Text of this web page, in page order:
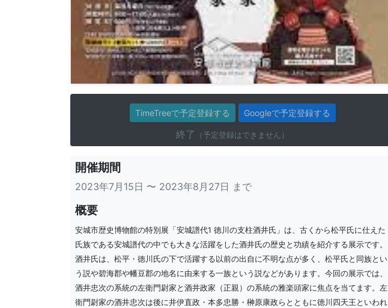
TimeTreeで予定登録する Googleで予定登録する
終了 （予定登録はできません）
開催期間
2023年7月15日 〜 2023年8月27日 まで
概要
安城市歴史博物館の特別展「安城譜代1 徳川の支柱酒井氏」は、古くから松平氏に仕えた
氏族である安城譜代の中でも大きな活躍をした酒井氏の歴史と功績を紹介する展示です。
酒井氏は、松平・徳川氏の下で活躍する以前の出自に不明な点が多く、松平氏と同族とい
う説や碧海郡や幡豆郡の地名に由来する一族という説などがあります。今回の展示では、
酒井忠次の系統の左衛門尉家と酒井政家（正親）の系統の雅楽頭家に焦点を当てます。左
衛門尉家の酒井忠次は後に井伊直政・本多忠勝・榊原康政らとともに徳川四天王といわれ